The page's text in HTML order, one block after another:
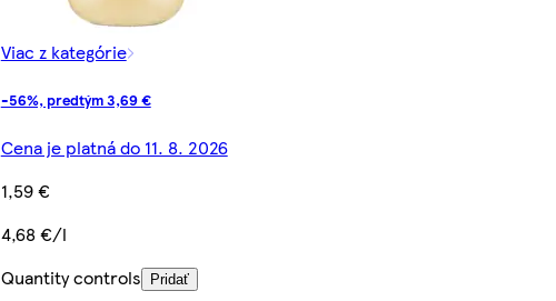
Viac z kategórie
-56%, predtým 3,69 €
Cena je platná do 11. 8. 2026
1,59 €
4,68 €/l
Quantity controls
Pridať